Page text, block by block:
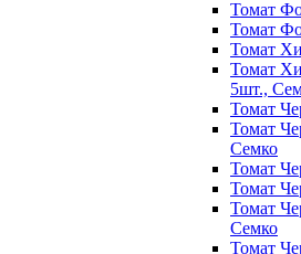
Томат
Томат
Томат
Томат
5шт.,
Томат
Томат
Семко
Томат
Томат
Томат
Семко
Томат